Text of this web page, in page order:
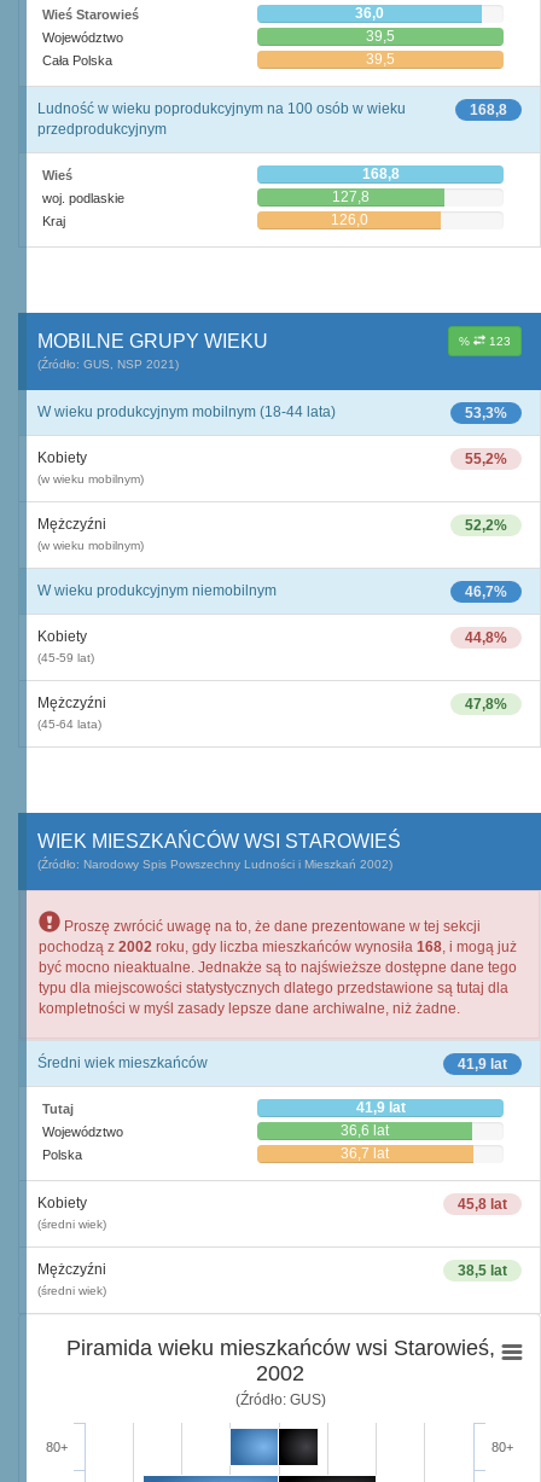
Wieś Starowieś 36,0
Województwo 39,5
Cała Polska 39,5
168,8
Ludność w wieku poprodukcyjnym na 100 osób w wieku
przedprodukcyjnym
Wieś 168,8
woj. podlaskie 127,8
Kraj 126,0
% 123
MOBILNE GRUPY WIEKU
(Źródło: GUS, NSP 2021)
53,3%
W wieku produkcyjnym mobilnym (18-44 lata)
55,2%
Kobiety
(w wieku mobilnym)
52,2%
Mężczyźni
(w wieku mobilnym)
46,7%
W wieku produkcyjnym niemobilnym
44,8%
Kobiety
(45-59 lat)
47,8%
Mężczyźni
(45-64 lata)
WIEK MIESZKAŃCÓW WSI STAROWIEŚ
(Źródło: Narodowy Spis Powszechny Ludności i Mieszkań 2002)
Proszę zwrócić uwagę na to, że dane prezentowane w tej sekcji
pochodzą z 2002 roku, gdy liczba mieszkańców wynosiła 168, i mogą już
być mocno nieaktualne. Jednakże są to najświeższe dostępne dane tego
typu dla miejscowości statystycznych dlatego przedstawione są tutaj dla
kompletności w myśl zasady lepsze dane archiwalne, niż żadne.
41,9 lat
Średni wiek mieszkańców
Tutaj 41,9 lat
Województwo 36,6 lat
Polska 36,7 lat
45,8 lat
Kobiety
(średni wiek)
38,5 lat
Mężczyźni
(średni wiek)
Piramida wieku mieszkańców wsi Starowieś,
2002
(Źródło: GUS)
80+ 80+